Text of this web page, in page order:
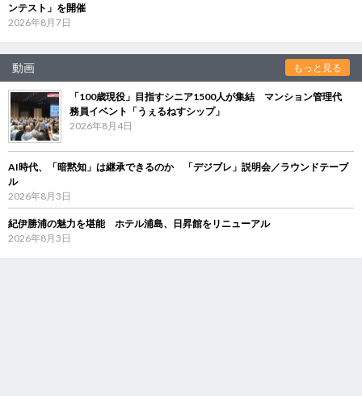
ンテスト」を開催
2026年8月7日
動画 もっと見る
「100歳現役」目指すシニア1500人が集結 マンション管理代
務員イベント「うぇるねすシップ」
2026年8月4日
AI時代、「暗黙知」は継承できるのか 「デジブレ」説明会／ラウンドテーブ
ル
2026年8月3日
紀伊勝浦の魅力を堪能 ホテル浦島、日昇館をリニューアル
2026年8月3日